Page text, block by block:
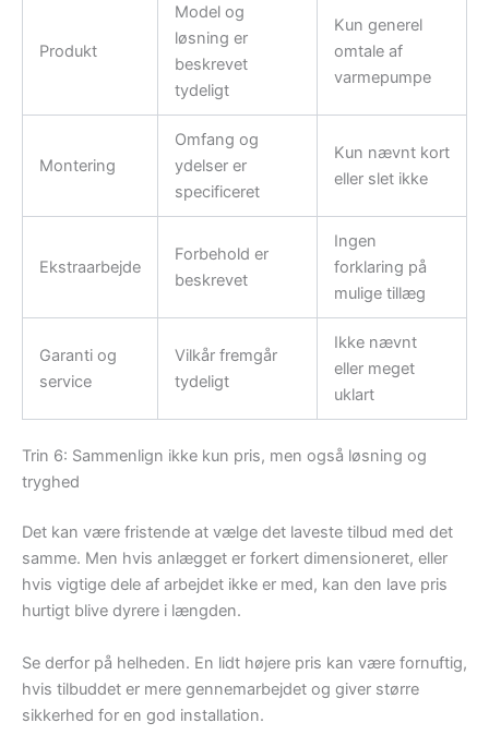
Produkt
Model og
løsning er
beskrevet
tydeligt
Kun generel
omtale af
varmepumpe
Montering
Omfang og
ydelser er
specificeret
Kun nævnt kort
eller slet ikke
Ekstraarbejde
Forbehold er
beskrevet
Ingen
forklaring på
mulige tillæg
Garanti og
service
Vilkår fremgår
tydeligt
Ikke nævnt
eller meget
uklart
Trin 6: Sammenlign ikke kun pris, men også løsning og
tryghed
Det kan være fristende at vælge det laveste tilbud med det
samme. Men hvis anlægget er forkert dimensioneret, eller
hvis vigtige dele af arbejdet ikke er med, kan den lave pris
hurtigt blive dyrere i længden.
Se derfor på helheden. En lidt højere pris kan være fornuftig,
hvis tilbuddet er mere gennemarbejdet og giver større
sikkerhed for en god installation.